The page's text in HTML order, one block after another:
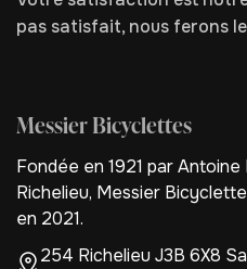
pas satisfait, nous ferons
Messier Bicyclettes
Fondée en 1921 par
Richelieu, Messier
en 2021.
254 Richelieu J3B 6X8